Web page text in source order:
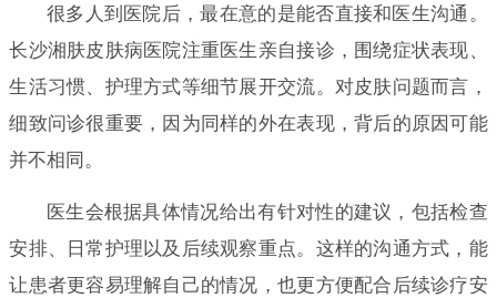
很多人到医院后，最在意的是能否直接和医生沟通。
长沙湘肤皮肤病医院注重医生亲自接诊，围绕症状表现、
生活习惯、护理方式等细节展开交流。对皮肤问题而言，
细致问诊很重要，因为同样的外在表现，背后的原因可能
并不相同。
医生会根据具体情况给出有针对性的建议，包括检查
安排、日常护理以及后续观察重点。这样的沟通方式，能
让患者更容易理解自己的情况，也更方便配合后续诊疗安